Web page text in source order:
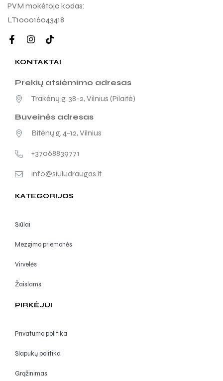
PVM mokėtojo kodas:
LT100016043418
KONTAKTAI
Prekių atsiėmimo adresas
Trakėnų g. 38-2, Vilnius (Pilaitė)
Buveinės adresas
Bitėnų g. 4-12, Vilnius
+37068839771
info@siuludraugas.lt
KATEGORIJOS
Siūlai
Mezgimo priemonės
Virvelės
Žaislams
PIRKĖJUI
Privatumo politika
Slapukų politika
Grąžinimas